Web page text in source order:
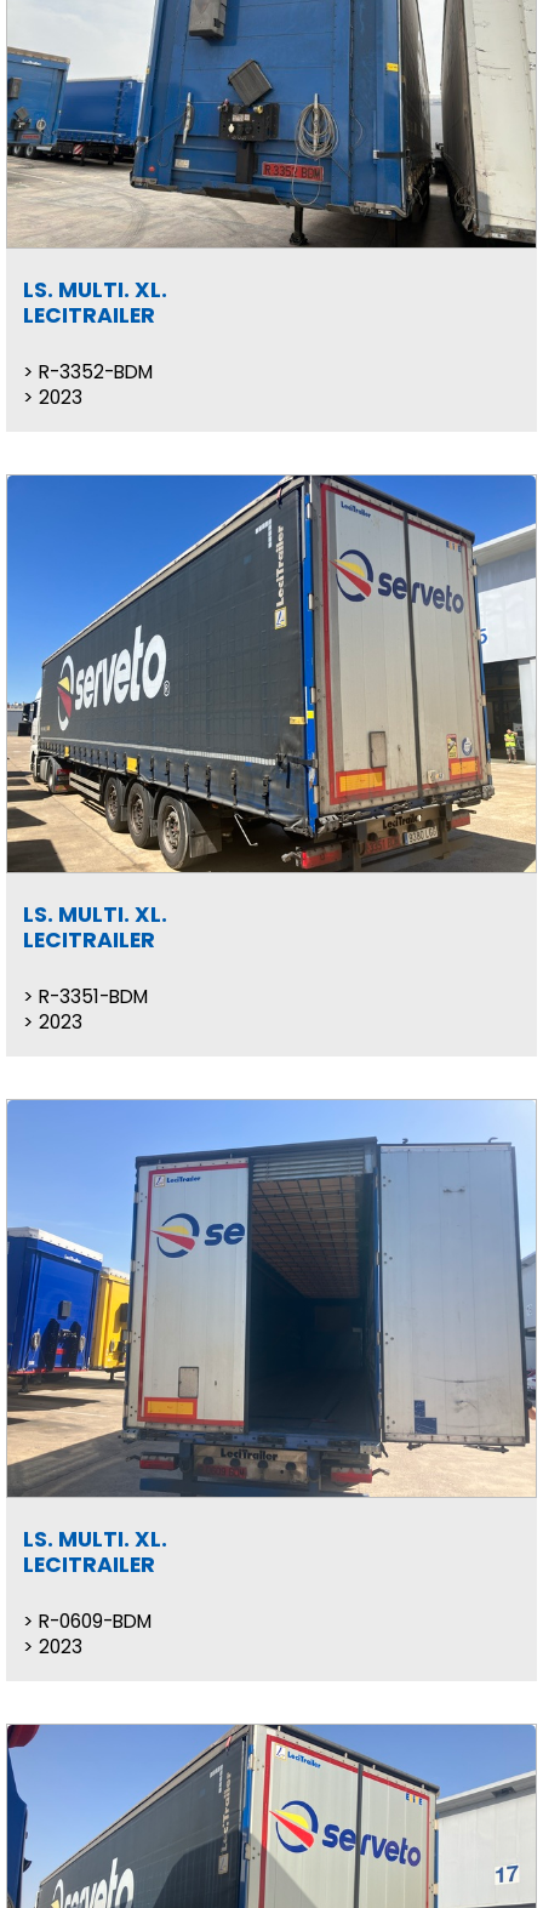
LS. MULTI. XL.
LECITRAILER
R-3352-BDM
2023
LS. MULTI. XL.
LECITRAILER
R-3351-BDM
2023
LS. MULTI. XL.
LECITRAILER
R-0609-BDM
2023